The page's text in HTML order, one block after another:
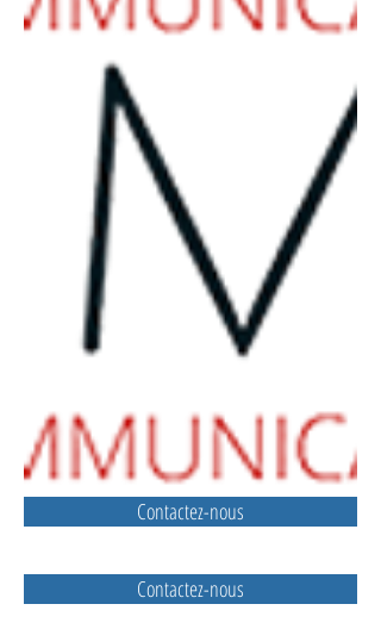
Contactez-nous
Contactez-nous